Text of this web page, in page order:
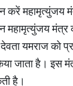
करें महामृत्युंजय
महामृत्युंजय मंत्र
यमराज को
जाता है। इस
है।